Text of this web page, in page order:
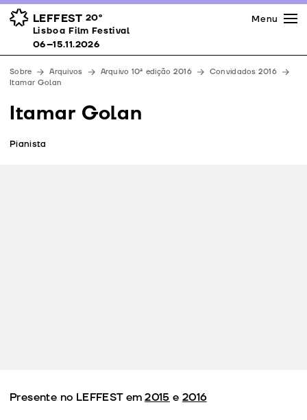
LEFFEST 20º
Lisboa Film Festival 06–15.11.2026
Prémios
Espaços
Apoios
Equipa
Downloads
Contactos
Menu
Lisboa Film Festival
06–15.11.2026
Sobre Arquivos Arquivo 10ª edição 2016
Convidados 2016
Itamar Golan
Itamar Golan
Pianista
Presente no LEFFEST em2015 e2016